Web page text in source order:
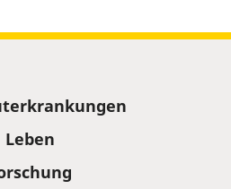
Leben